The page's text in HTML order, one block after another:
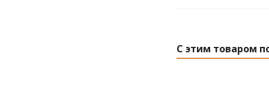
С этим товаром